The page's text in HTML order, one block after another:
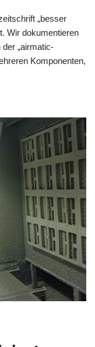
„besser
Wir dokumentieren
„airmatic-
Komponenten,